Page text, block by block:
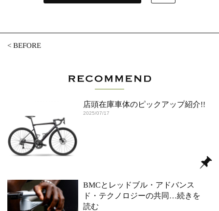
<BEFORE
店頭在庫車体のピックアップ紹介!!
2025/07/17
BMCとレッドブル・アドバンス
ド・テクノロジーの共同 …続きを
読む